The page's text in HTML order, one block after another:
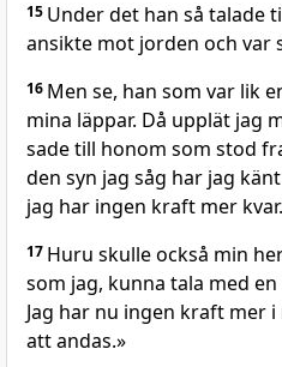
15 Under det han så talade
ansikte mot jorden och var
16 Men se, han som var lik
mina läppar. Då upplät jag
sade till honom som stod
den syn jag såg har jag
jag har ingen kraft mer kvar.
17 Huru skulle också min
som jag, kunna tala med
Jag har nu ingen kraft mer
att andas.»